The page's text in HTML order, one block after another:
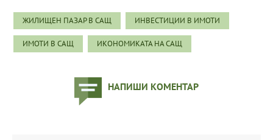
ЖИЛИЩЕН ПАЗАР В САЩ ИНВЕСТИЦИИ В ИМОТИ
ИМОТИ В САЩ ИКОНОМИКАТА НА САЩ
НАПИШИ КОМЕНТАР